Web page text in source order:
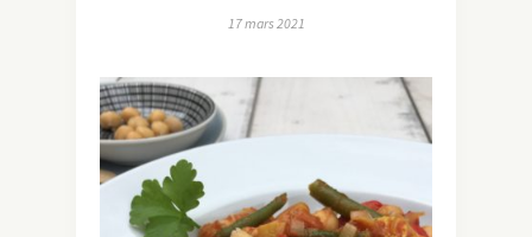
17 mars 2021